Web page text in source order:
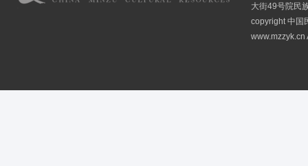
大街49号院民
copyright 中国